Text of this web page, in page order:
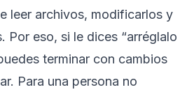
leer archivos, modificarlos y
Por eso, si le dices “arréglalo
terminar con cambios
Para una persona no